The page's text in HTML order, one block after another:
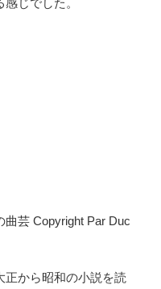
じでした。
曲芸 Copyright Par Duc
正から昭和の小説を読